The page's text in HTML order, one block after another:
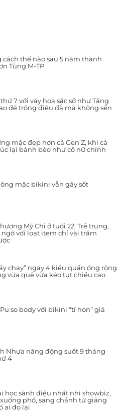
cách thế nào sau 5 năm thành
Tùng M-TP
7 với váy hoa sặc sỡ như Tăng
để trông điệu đà mà không sến
mặc đẹp hơn cả Gen Z, khi cá
lại bánh bèo như cô nữ chính
mặc bikini vẫn gây sốt
Mỹ Chi ở tuổi 22: Trẻ trung,
với loạt item chỉ vài trăm
chay” ngay 4 kiểu quần ống rộng
vừa quê vừa kéo tụt chiều cao
so body với bikini “tí hon” giá
Nhựa năng động suốt 9 tháng
4
học sành điệu nhất nhì showbiz,
xuống phố, sang chảnh từ giảng
ai đọ lại